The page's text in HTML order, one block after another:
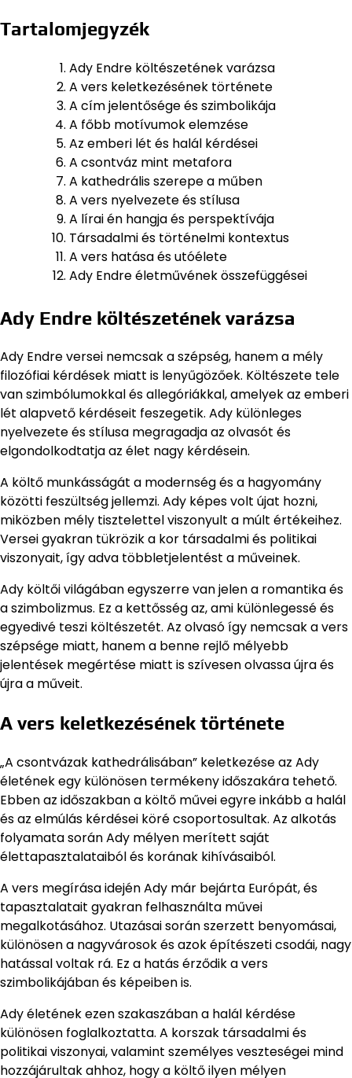
Tartalomjegyzék
Ady Endre költészetének varázsa
A vers keletkezésének története
A cím jelentősége és szimbolikája
A főbb motívumok elemzése
Az emberi lét és halál kérdései
A csontváz mint metafora
A kathedrális szerepe a műben
A vers nyelvezete és stílusa
A lírai én hangja és perspektívája
Társadalmi és történelmi kontextus
A vers hatása és utóélete
Ady Endre életművének összefüggései
Ady Endre költészetének varázsa
Ady Endre versei nemcsak a szépség, hanem a mély
filozófiai kérdések miatt is lenyűgözőek. Költészete tele
van szimbólumokkal és allegóriákkal, amelyek az emberi
lét alapvető kérdéseit feszegetik. Ady különleges
nyelvezete és stílusa megragadja az olvasót és
elgondolkodtatja az élet nagy kérdésein.
A költő munkásságát a modernség és a hagyomány
közötti feszültség jellemzi. Ady képes volt újat hozni,
miközben mély tisztelettel viszonyult a múlt értékeihez.
Versei gyakran tükrözik a kor társadalmi és politikai
viszonyait, így adva többletjelentést a műveinek.
Ady költői világában egyszerre van jelen a romantika és
a szimbolizmus. Ez a kettősség az, ami különlegessé és
egyedivé teszi költészetét. Az olvasó így nemcsak a vers
szépsége miatt, hanem a benne rejlő mélyebb
jelentések megértése miatt is szívesen olvassa újra és
újra a műveit.
A vers keletkezésének története
„A csontvázak kathedrálisában” keletkezése az Ady
életének egy különösen termékeny időszakára tehető.
Ebben az időszakban a költő művei egyre inkább a halál
és az elmúlás kérdései köré csoportosultak. Az alkotás
folyamata során Ady mélyen merített saját
élettapasztalataiból és korának kihívásaiból.
A vers megírása idején Ady már bejárta Európát, és
tapasztalatait gyakran felhasználta művei
megalkotásához. Utazásai során szerzett benyomásai,
különösen a nagyvárosok és azok építészeti csodái, nagy
hatással voltak rá. Ez a hatás érződik a vers
szimbolikájában és képeiben is.
Ady életének ezen szakaszában a halál kérdése
különösen foglalkoztatta. A korszak társadalmi és
politikai viszonyai, valamint személyes veszteségei mind
hozzájárultak ahhoz, hogy a költő ilyen mélyen